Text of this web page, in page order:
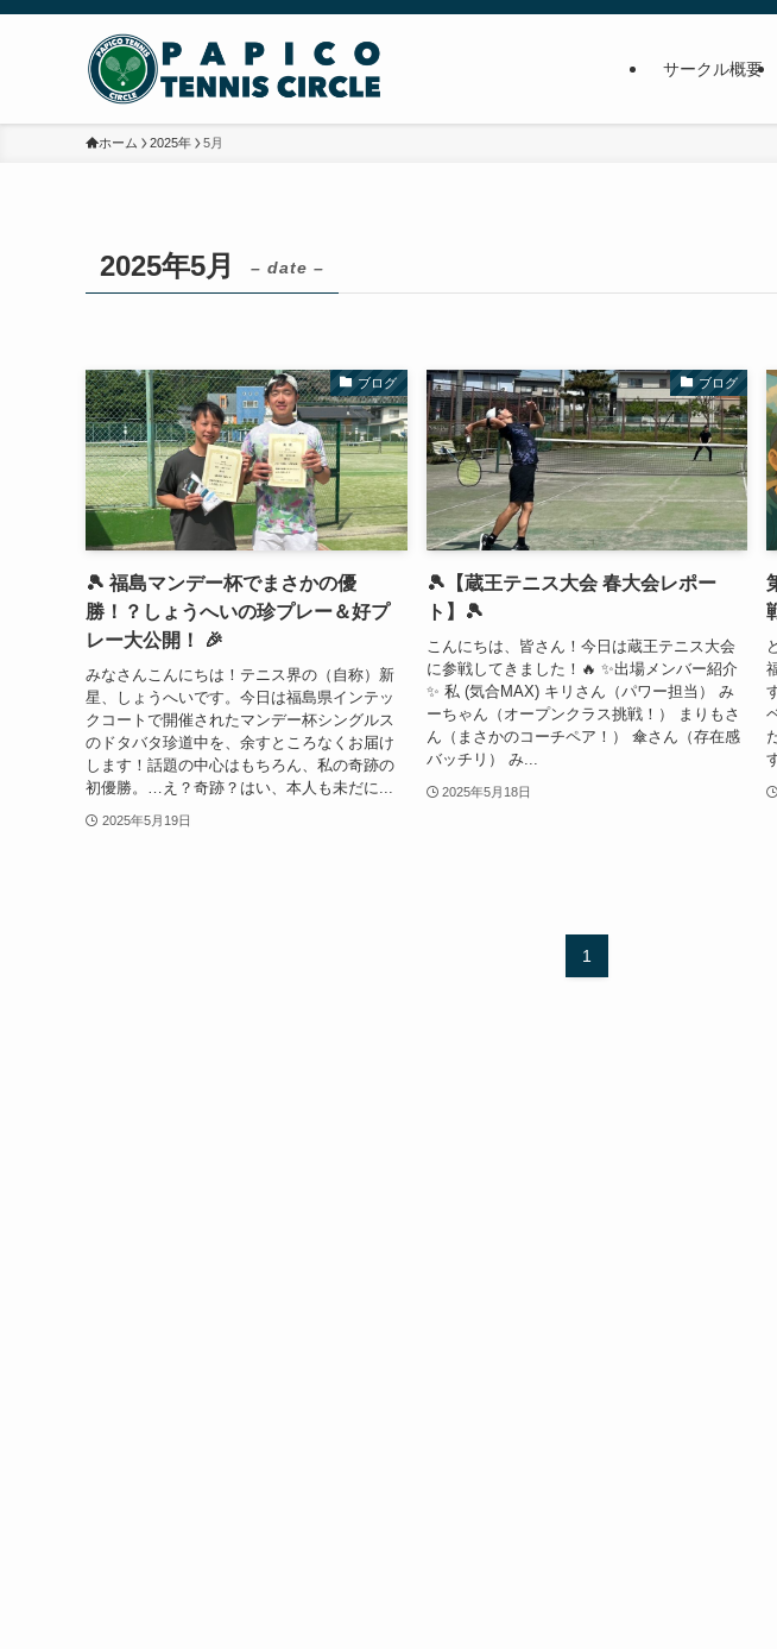
サークル概要
ホーム 2025年 5月
2025年5月 – date –
ブログ
🎾 福島マンデー杯でまさかの優
勝！？しょうへいの珍プレー＆好プ
レー大公開！ 🎉
みなさんこんにちは！テニス界の（自称）新
星、しょうへいです。今日は福島県インテッ
クコートで開催されたマンデー杯シングルス
のドタバタ珍道中を、余すところなくお届け
します！話題の中心はもちろん、私の奇跡の
初優勝。…え？奇跡？はい、本人も未だに...
2025年5月19日
ブログ
🎾【蔵王テニス大会 春大会レポー
ト】🎾
こんにちは、皆さん！今日は蔵王テニス大会
に参戦してきました！🔥 ✨出場メンバー紹介
✨ 私 (気合MAX) キリさん（パワー担当） み
ーちゃん（オープンクラス挑戦！） まりもさ
ん（まさかのコーチペア！） 傘さん（存在感
バッチリ） み...
2025年5月18日
1